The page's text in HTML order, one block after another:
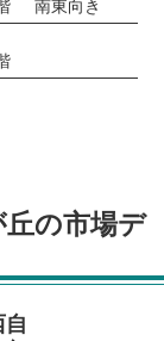
南東向き
の市場デ